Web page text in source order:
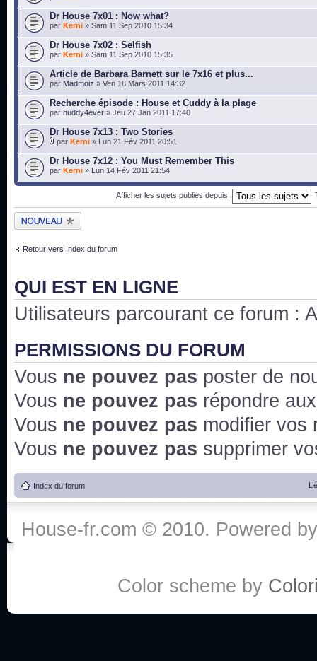
Dr House 7x01 : Now what?
par Kerni » Sam 11 Sep 2010 15:34
Dr House 7x02 : Selfish
par Kerni » Sam 11 Sep 2010 15:35
Article de Barbara Barnett sur le 7x16 et plus...
par Madmoiz » Ven 18 Mars 2011 14:32
Recherche épisode : House et Cuddy à la plage
par huddy4ever » Jeu 27 Jan 2011 17:40
Dr House 7x13 : Two Stories
par Kerni » Lun 21 Fév 2011 20:51
Dr House 7x12 : You Must Remember This
par Kerni » Lun 14 Fév 2011 21:54
Afficher les sujets publiés depuis:
Publier un nouveau
sujet
Retour vers Index du forum
QUI EST EN LIGNE
Utilisateurs parcourant ce forum :
PERMISSIONS DU FORUM
Vous ne pouvez pas poster de
Vous ne pouvez pas répondre
Vous ne pouvez pas modifier vos
Vous ne pouvez pas supprimer
Index du forum
House-fr.com © 2010. Powered
Color scheme by